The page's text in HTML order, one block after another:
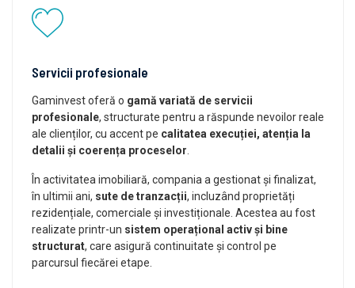
Servicii profesionale
Gaminvest oferă o gamă variată de servicii
profesionale, structurate pentru a răspunde nevoilor reale
ale clienților, cu accent pe calitatea execuției, atenția la
detalii și coerența proceselor
În activitatea imobiliară, compania a gestionat și finalizat,
în ultimii ani, sute de tranzacții, incluzând proprietăți
rezidențiale, comerciale și investiționale. Acestea au fost
realizate printr-un sistem operațional activ și bine
structurat, care asigură continuitate și control pe
parcursul fiecărei etape.